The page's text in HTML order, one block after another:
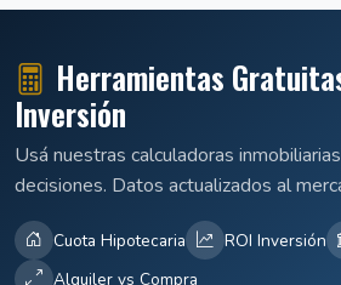
Herramientas
Inversión
Usá nuestras calculadoras
decisiones. Datos actualizados al
Cuota Hipotecaria ROI Inversión
Alquiler vs Compra